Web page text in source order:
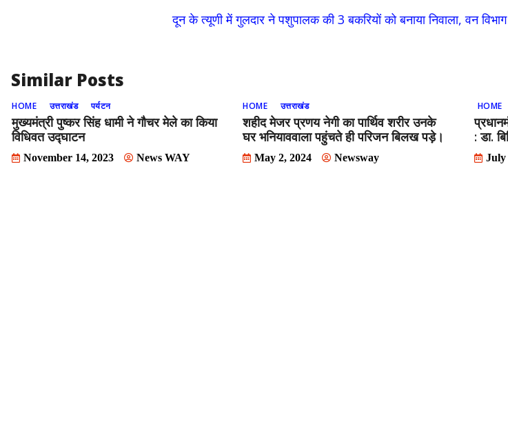
दून के त्यूणी में गुलदार ने पशुपालक की 3 बकरियों को बनाया निवाला, वन
Similar Posts
HOME उत्तराखंड पर्यटन
मुख्यमंत्री पुष्कर सिंह धामी ने गौचर मेले का किया
विधिवत उद्घाटन
November 14, 2023 News WAY
HOME उत्तराखंड
शहीद मेजर प्रणय नेगी का पार्थिव शरीर उनके
घर भनियाववाला पहुंचते ही परिजन बिलख पड़े।
May 2, 2024 Newsway
HOME
: डा.
July